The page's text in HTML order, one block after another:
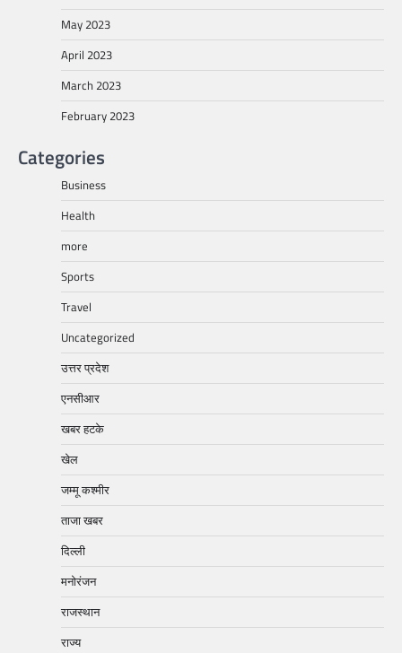
May 2023
April 2023
March 2023
February 2023
Categories
Business
Health
more
Sports
Travel
Uncategorized
उत्तर प्रदेश
एनसीआर
खबर हटके
खेल
जम्मू कश्मीर
ताजा खबर
दिल्ली
मनोरंजन
राजस्थान
राज्य